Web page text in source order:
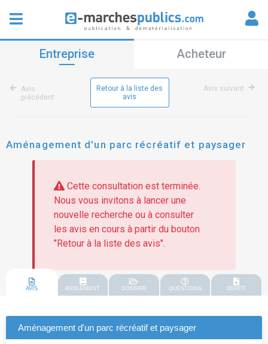
Entreprise Acheteur
Avis
précédent
Retour à la liste des
avis
Avis suivant
Aménagement d'un parc récréatif et paysager
Cette consultation est terminée.
Nous vous invitons à lancer une
nouvelle recherche ou à consulter
les avis en cours à partir du bouton
"Retour à la liste des avis".
AVIS REGLEMENT DOSSIER QUESTIONS DEPOT
Aménagement d'un parc récréatif et paysager